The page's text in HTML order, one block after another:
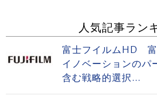
人気記事ラン
富士フイルムHD 富
イノベーションのパ
含む戦略的選択...